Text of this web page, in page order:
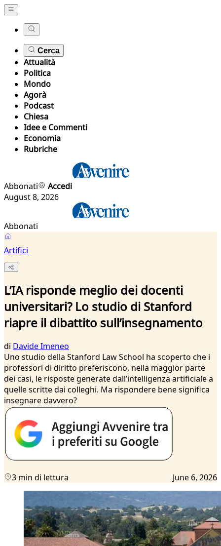
Cerca
Attualità
Politica
Mondo
Agorà
Podcast
Chiesa
Idee e Commenti
Economia
Rubriche
Abbonati
Accedi
August 8, 2026
Abbonati
Artifici
L’IA risponde meglio dei docenti
universitari? Lo studio di Stanford
riapre il dibattito sull’insegnamento
di Davide Imeneo
Uno studio della Stanford Law School ha scoperto che i
professori di diritto preferiscono, nella maggior parte
dei casi, le risposte generate dall’intelligenza artificiale a
quelle scritte dai colleghi. Ma rispondere bene significa
insegnare davvero?
3 min di lettura June 6, 2026